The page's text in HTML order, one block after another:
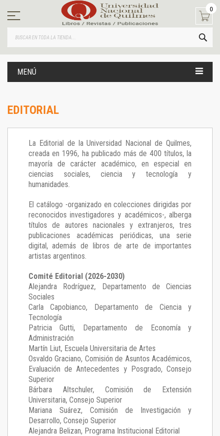
contenido
0
MENÚ
EDITORIAL
La Editorial de la Universidad Nacional de Quilmes,
creada en 1996, ha publicado más de 400 títulos, la
mayoría de carácter académico, en especial en
ciencias sociales, ciencia y tecnología y
humanidades.
El catálogo -organizado en colecciones dirigidas por
reconocidos investigadores y académicos-, alberga
títulos de autores nacionales y extranjeros, tres
publicaciones académicas periódicas, una serie
digital, además de libros de arte de importantes
artistas argentinos.
Comité Editorial (2026-2030)
Alejandra Rodríguez, Departamento de Ciencias
Sociales
Carla Capobianco, Departamento de Ciencia y
Tecnología
Patricia Gutti, Departamento de Economía y
Administración
Martín Liut, Escuela Universitaria de Artes
Osvaldo Graciano, Comisión de Asuntos Académicos,
Evaluación de Antecedentes y Posgrado, Consejo
Superior
Bárbara Altschuler, Comisión de Extensión
Universitaria, Consejo Superior
Mariana Suárez, Comisión de Investigación y
Desarrollo, Consejo Superior
Alejandra Belizan, Programa Institucional Editorial